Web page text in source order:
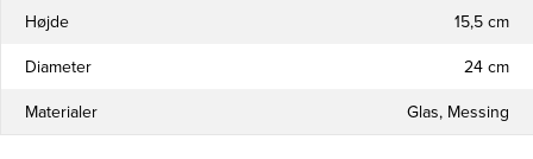
Højde
15,5 cm
Diameter
24 cm
Materialer
Glas, Messing